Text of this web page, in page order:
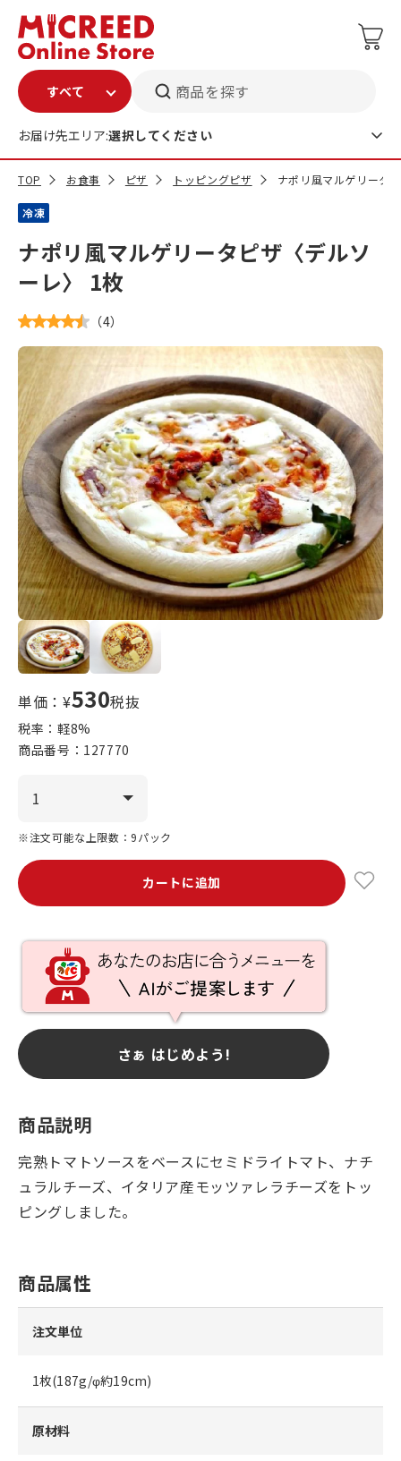
商品を探す
お届け先エリア:選択してください
TOP お食事 ピザ トッピングピザ ナポリ風マルゲリータ
冷凍
ナポリ風マルゲリータピザ〈デルソ
ーレ〉 1枚
（4）
単価：¥530税抜
税率：軽8%
商品番号： 127770
※注文可能な上限数：9パック
カートに追加
さぁ はじめよう!
商品説明
完熟トマトソースをベースにセミドライトマト、ナチ
ュラルチーズ、イタリア産モッツァレラチーズをトッ
ピングしました。
商品属性
注文単位
1枚(187g/φ約19cm)
原材料